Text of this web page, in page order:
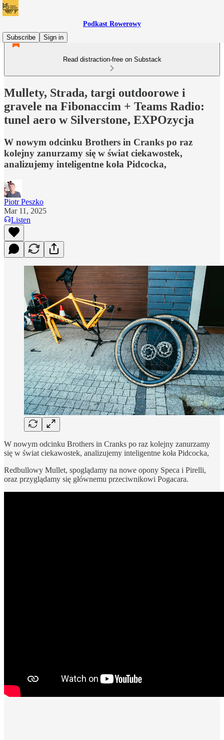
Podkast Rowerowy
Subscribe
Sign in
Read distraction-free on Substack
Mullety, Strada, targi outdoorowe i
gravele na Fibonaccim + Teams Radio:
tunel aero w Silverstone, EXPOzycja
W nowym odcinku Brothers in Cranks po raz
kolejny zanurzamy się w świat ciekawostek,
analizujemy inteligentne koła Pidcocka,
Piotr Peszko
Mar 11, 2025
Listen
W nowym odcinku Brothers in Cranks po raz kolejny zanurzamy
się w świat ciekawostek, analizujemy inteligentne koła Pidcocka,
Redbullowy Mullet, spoglądamy na nowe opony Speca i Pirelli,
oraz przyglądamy się głównemu przeciwnikowi Pogacara.